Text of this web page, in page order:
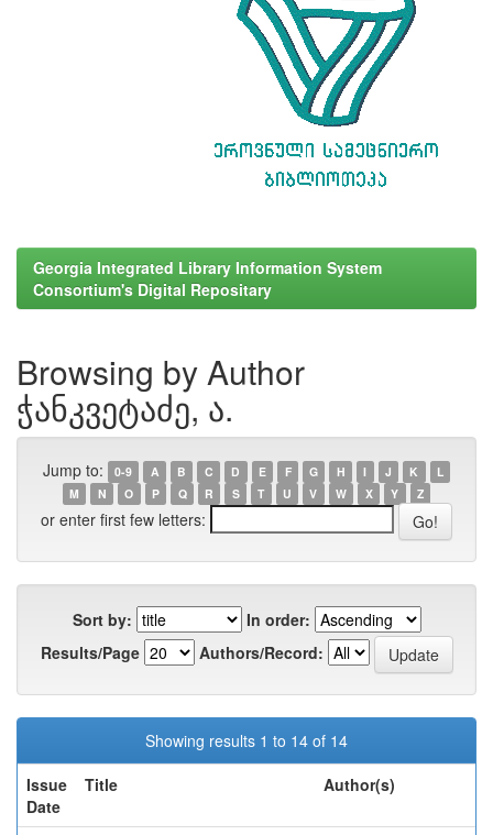
Georgia Integrated Library Information System
Consortium's Digital Repositary
Browsing by Author
ჭანკვეტაძე, ა.
Jump to: 0-9 A B C D E F G H I J K
L
M
N O P Q R S T U V W X Y Z
or enter first few letters:
Sort by:
In order:
Results/Page
Authors/Record:
Showing results 1 to 14 of 14
Issue
Date
Title Author(s)